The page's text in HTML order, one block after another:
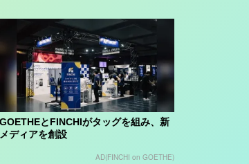
GOETHEとFINCHIがタッグを組み、新
メディアを創設
AD(FINCHI on GOETHE)